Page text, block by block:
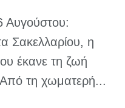
Αυγούστου:
Σακελλαρίου, η
έκανε τη ζωή
Από τη χωματερή...